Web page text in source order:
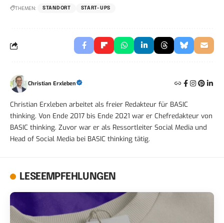
THEMEN: STANDORT START-UPS
Christian Erxleben
Christian Erxleben arbeitet als freier Redakteur für BASIC
thinking. Von Ende 2017 bis Ende 2021 war er Chefredakteur von
BASIC thinking. Zuvor war er als Ressortleiter Social Media und
Head of Social Media bei BASIC thinking tätig.
LESEEMPFEHLUNGEN